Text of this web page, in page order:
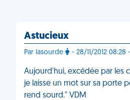
Astucieux
Par lasourde - 28/11/2012
Aujourd'hui, excédée par les
je laisse un mot sur sa porte
rend sourd." VDM